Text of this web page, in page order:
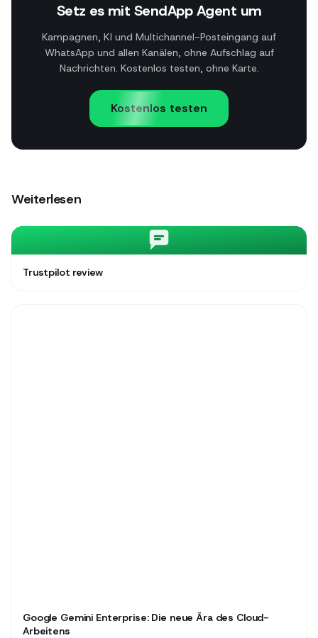
Setz es mit SendApp Agent um
Kampagnen, KI und Multichannel-Posteingang auf
WhatsApp und allen Kanälen, ohne Aufschlag auf
Nachrichten. Kostenlos testen, ohne Karte.
Kostenlos testen
Weiterlesen
Trustpilot review
Google Gemini Enterprise: Die neue Ära des Cloud-
Arbeitens